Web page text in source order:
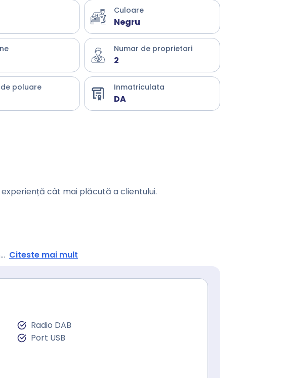
Culoare
Negru
Numar de proprietari
2
poluare Inmatriculata
DA
cât mai plăcută a clientului.
... Citeste mai mult
Radio DAB
Port USB